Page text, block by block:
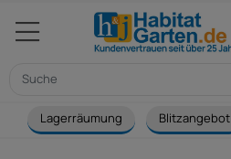
Lagerräumung Blitzangebot